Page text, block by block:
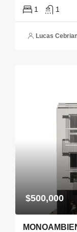
1 1
Lucas
$500,000